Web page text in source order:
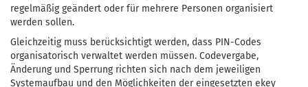
regelmäßig geändert oder für mehrere Personen organisiert
werden sollen.
Gleichzeitig muss berücksichtigt werden, dass PIN-Codes
organisatorisch verwaltet werden müssen. Codevergabe,
Änderung und Sperrung richten sich nach dem jeweiligen
Systemaufbau und den Möglichkeiten der eingesetzten ekey